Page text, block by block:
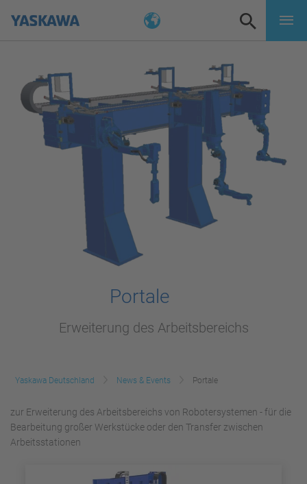
Portale
Erweiterung des Arbeitsbereichs
Yaskawa Deutschland News & Events Portale
zur Erweiterung des Arbeitsbereichs von Robotersystemen - für die
Bearbeitung großer Werkstücke oder den Transfer zwischen
Arbeitsstationen